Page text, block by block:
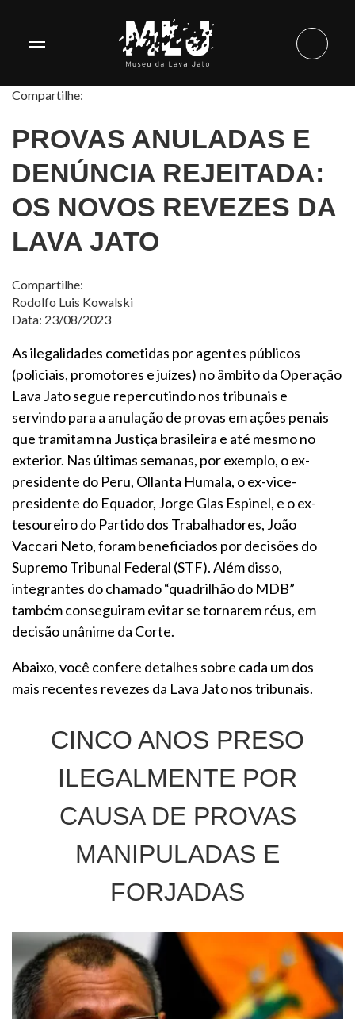
Compartilhe:
PROVAS ANULADAS E
DENÚNCIA REJEITADA:
OS NOVOS REVEZES DA
LAVA JATO
Compartilhe:
Rodolfo Luis Kowalski
Data: 23/08/2023
As ilegalidades cometidas por agentes públicos
(policiais, promotores e juízes) no âmbito da Operação
Lava Jato segue repercutindo nos tribunais e
servindo para a anulação de provas em ações penais
que tramitam na Justiça brasileira e até mesmo no
exterior. Nas últimas semanas, por exemplo, o ex-
presidente do Peru, Ollanta Humala, o ex-vice-
presidente do Equador, Jorge Glas Espinel, e o ex-
tesoureiro do Partido dos Trabalhadores, João
Vaccari Neto, foram beneficiados por decisões do
Supremo Tribunal Federal (STF). Além disso,
integrantes do chamado “quadrilhão do MDB”
também conseguiram evitar se tornarem réus, em
decisão unânime da Corte.
Abaixo, você confere detalhes sobre cada um dos
mais recentes revezes da Lava Jato nos tribunais.
CINCO ANOS PRESO
ILEGALMENTE POR
CAUSA DE PROVAS
MANIPULADAS E
FORJADAS